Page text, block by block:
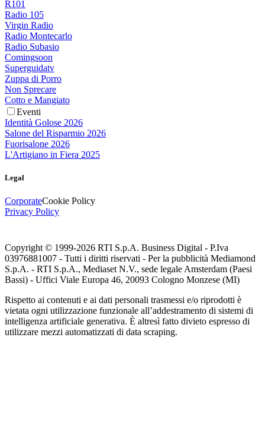
R101
Radio 105
Virgin Radio
Radio Montecarlo
Radio Subasio
Comingsoon
Superguidatv
Zuppa di Porro
Non Sprecare
Cotto e Mangiato
Eventi
Identità Golose 2026
Salone del Risparmio 2026
Fuorisalone 2026
L'Artigiano in Fiera 2025
Legal
CorporateCookie Policy
Privacy Policy
Copyright © 1999-2026 RTI S.p.A. Business Digital - P.Iva
03976881007 - Tutti i diritti riservati - Per la pubblicità Mediamond
S.p.A. - RTI S.p.A., Mediaset N.V., sede legale Amsterdam (Paesi
Bassi) - Uffici Viale Europa 46, 20093 Cologno Monzese (MI)
Rispetto ai contenuti e ai dati personali trasmessi e/o riprodotti è
vietata ogni utilizzazione funzionale all’addestramento di sistemi di
intelligenza artificiale generativa. È altresì fatto divieto espresso di
utilizzare mezzi automatizzati di data scraping.